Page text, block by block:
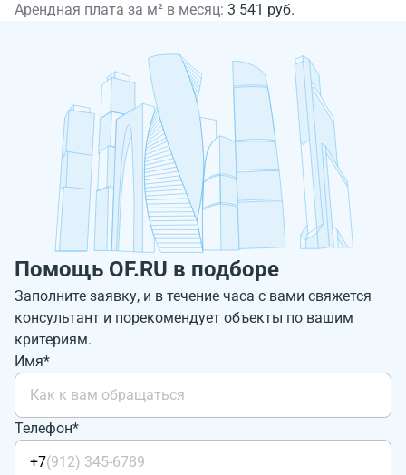
Арендная плата за м² в месяц: 3 541 руб.
Помощь OF.RU в подборе
Заполните заявку, и в течение часа с вами свяжется
консультант и порекомендует объекты по вашим
критериям.
Имя*
Телефон*
+7